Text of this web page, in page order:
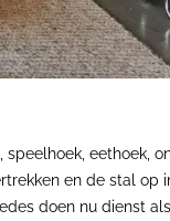
eethoek,
en de stal op
doen nu dienst